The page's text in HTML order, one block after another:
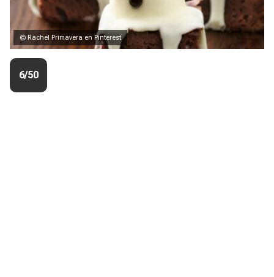
© Rachel Primavera en Pinterest
6/50